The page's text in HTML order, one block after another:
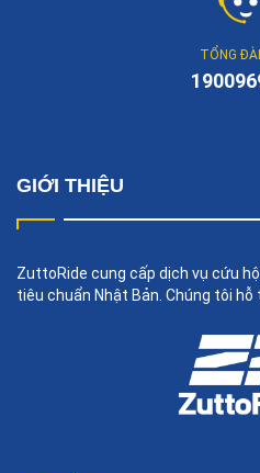
TỔNG
GIỚI THIỆU
ZuttoRide cung cấp dịch vụ cứu
tiêu chuẩn Nhật Bản. Chúng tôi